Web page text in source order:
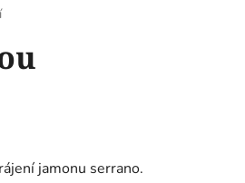
jamonu serrano.